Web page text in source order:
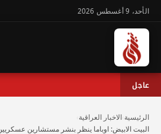
الأحد، 9 أغسطس 2026
عاجل
الرئيسية الاخبار العراقية
البيت الابيض: اوباما ينظر بنشر مستشارين